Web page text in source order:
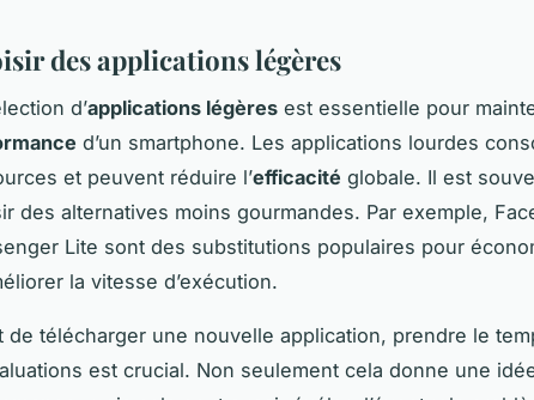
des applications légères
d’applications légères est essentielle pour
d’un smartphone. Les applications lourdes
et peuvent réduire l’efficacité globale. Il est
des alternatives moins gourmandes. Par exemple,
Lite sont des substitutions populaires pour
la vitesse d’exécution.
de télécharger une nouvelle application, prendre le
est crucial. Non seulement cela donne une